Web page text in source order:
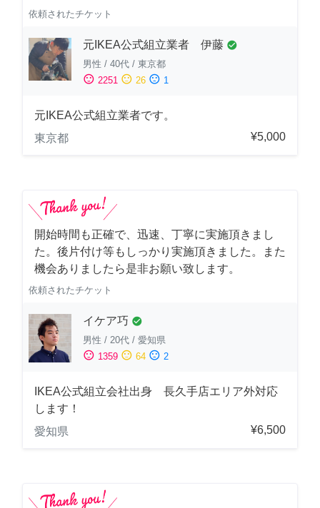
依頼されたチケット
元IKEA公式組立業者 伊藤 check_circle
男性 / 40代 / 東京都
sentiment_satisfied 2251 sentiment_neutral 26 sentiment_dissatisfied 1
元IKEA公式組立業者です。
東京都
¥5,000
開始時間も正確で、迅速、丁寧に実施頂きまし
た。後片付け等もしっかり実施頂きました。また
機会ありましたら是非お願い致します。
依頼されたチケット
イケア巧 check_circle
男性 / 20代 / 愛知県
sentiment_satisfied 1359 sentiment_neutral 64 sentiment_dissatisfied 2
IKEA公式組立会社出身 長久手店エリア外対応
します！
愛知県
¥6,500